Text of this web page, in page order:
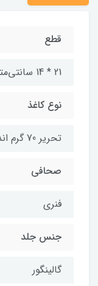
قطع
21 * 14 سانتی‌متر
نوع کاغذ
تحریر 70 گرم اندونزی کرم رنگ
صحافی
فنری
جنس جلد
گالینگور